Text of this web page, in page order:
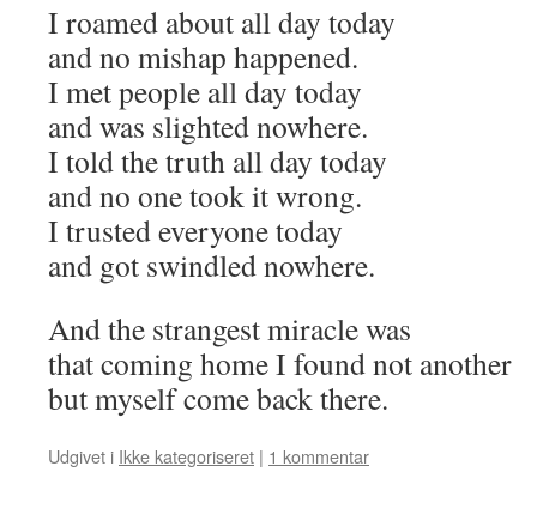
I roamed about all day today
and no mishap happened.
I met people all day today
and was slighted nowhere.
I told the truth all day today
and no one took it wrong.
I trusted everyone today
and got swindled nowhere.
And the strangest miracle was
that coming home I found not another
but myself come back there.
Udgivet i Ikke kategoriseret | 1 kommentar